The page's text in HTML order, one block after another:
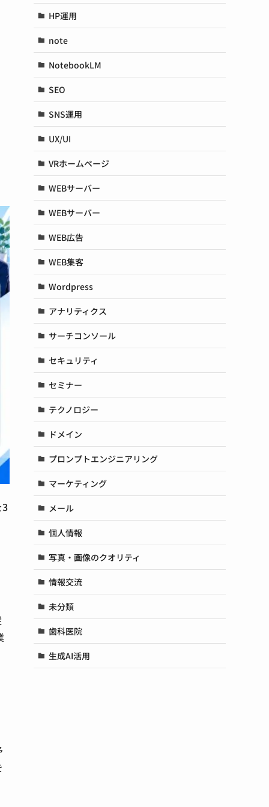
3
HP運用
note
NotebookLM
SEO
SNS運用
UX/UI
VRホームページ
WEBサーバー
WEBサーバー
WEB広告
WEB集客
Wordpress
アナリティクス
サーチコンソール
セキュリティ
セミナー
テクノロジー
ドメイン
プロンプトエンジニアリング
マーケティング
メール
個人情報
写真・画像のクオリティ
情報交流
未分類
歯科医院
生成AI活用